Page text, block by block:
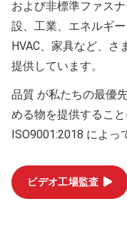
および非標準ファス
設、工業、エネルギ
HVAC、家具など、
提供しています。
品質 が私たちの最優
める物を提供するこ
ISO9001:2018 によっ
ビデオ工場監査